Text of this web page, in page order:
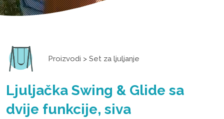
Proizvodi > Set za ljuljanje
Ljuljačka Swing & Glide sa
dvije funkcije, siva